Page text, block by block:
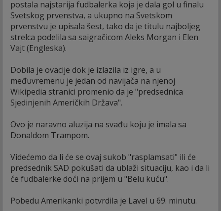
postala najstarija fudbalerka koja je dala gol u finalu
Svetskog prvenstva, a ukupno na Svetskom
prvenstvu je upisala šest, tako da je titulu najboljeg
strelca podelila sa saigračicom Aleks Morgan i Elen
Vajt (Engleska).
Dobila je ovacije dok je izlazila iz igre, a u
međuvremenu je jedan od navijača na njenoj
Wikipedia stranici promenio da je "predsednica
Sjedinjenih Američkih Država".
Ovo je naravno aluzija na svađu koju je imala sa
Donaldom Trampom.
Videćemo da li će se ovaj sukob "rasplamsati" ili će
predsednik SAD pokušati da ublaži situaciju, kao i da li
će fudbalerke doći na prijem u "Belu kuću".
Pobedu Amerikanki potvrdila je Lavel u 69. minutu.